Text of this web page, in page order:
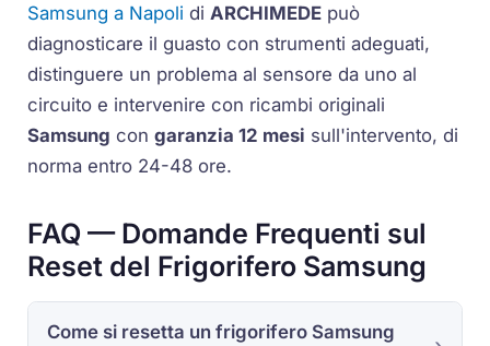
Samsung a Napoli di ARCHIMEDE può
diagnosticare il guasto con strumenti adeguati,
distinguere un problema al sensore da uno al
circuito e intervenire con ricambi originali
Samsung congaranzia 12 mesi sull'intervento, di
norma entro 24-48 ore.
FAQ — Domande Frequenti sul
Reset del Frigorifero Samsung
Come si resetta un frigorifero Samsung